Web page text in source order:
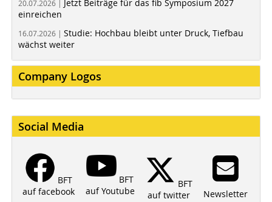
20.07.2026 |
Jetzt Beiträge für das fib Symposium 2027
einreichen
16.07.2026 | Studie: Hochbau bleibt unter Druck, Tiefbau
wächst weiter
Company Logos
Social Media
BFT
auf facebook
BFT
auf Youtube
BFT
auf twitter
Newsletter